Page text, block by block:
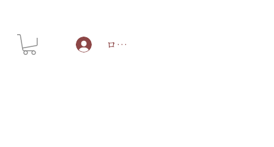
ログイン